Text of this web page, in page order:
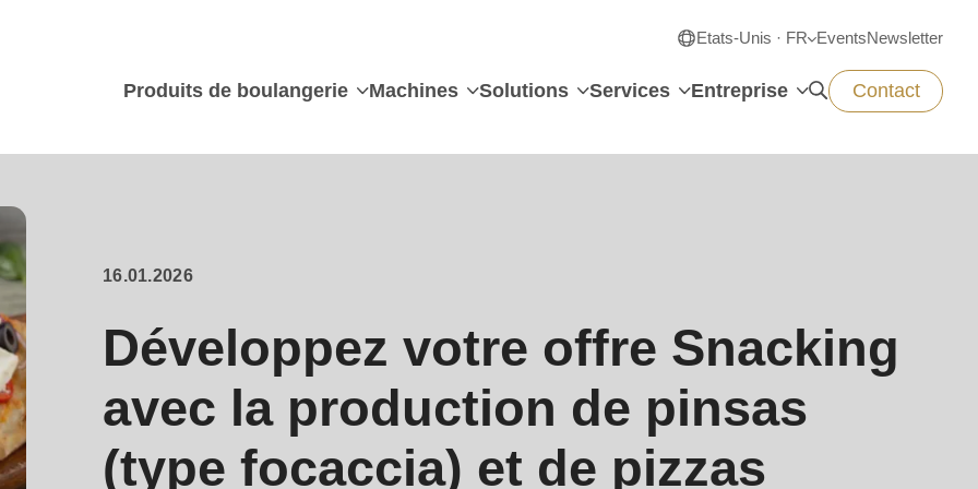
Etats-Unis · FR EventsNewsletter
Produits de boulangerie Machines Solutions Services Entreprise Contact
16.01.2026
Développez votre offre Snacking
avec la production de pinsas
(type focaccia) et de pizzas